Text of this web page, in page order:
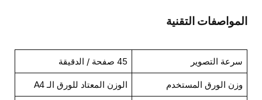
المواصفات التقنية
سرعة التصوير 45 صفحة / الدقيقة
وزن الورق المستخدم الوزن المعتاد للورق الـ A4